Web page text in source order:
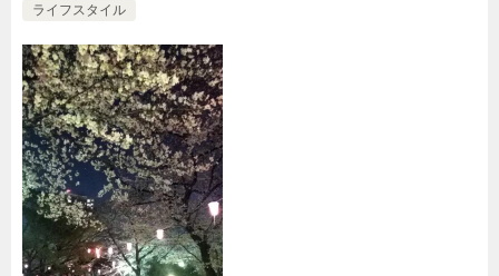
ライフスタイル